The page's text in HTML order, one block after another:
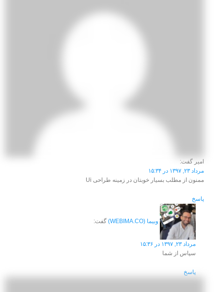
امیر گفت:
مرداد ۲۳, ۱۳۹۷ در ۱۵:۳۴
ممنون از مطلب بسیار خوبتان در زمینه طراحی Ui
پاسخ
وبیما (WEBIMA.CO) گفت:
مرداد ۲۳, ۱۳۹۷ در ۱۵:۳۶
سپاس از شما
پاسخ